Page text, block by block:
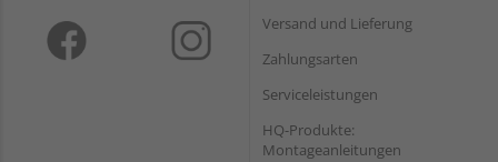
Versand und Lieferung
Zahlungsarten
Serviceleistungen
HQ-Produkte:
Montageanleitungen